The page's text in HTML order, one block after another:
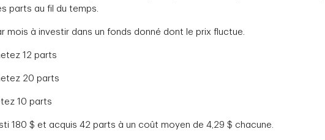
parts au fil du temps.
mois à investir dans un fonds donné dont le prix fluctue.
12 parts
20 parts
10 parts
180 $ et acquis 42 parts à un coût moyen de 4,29 $ chacune.